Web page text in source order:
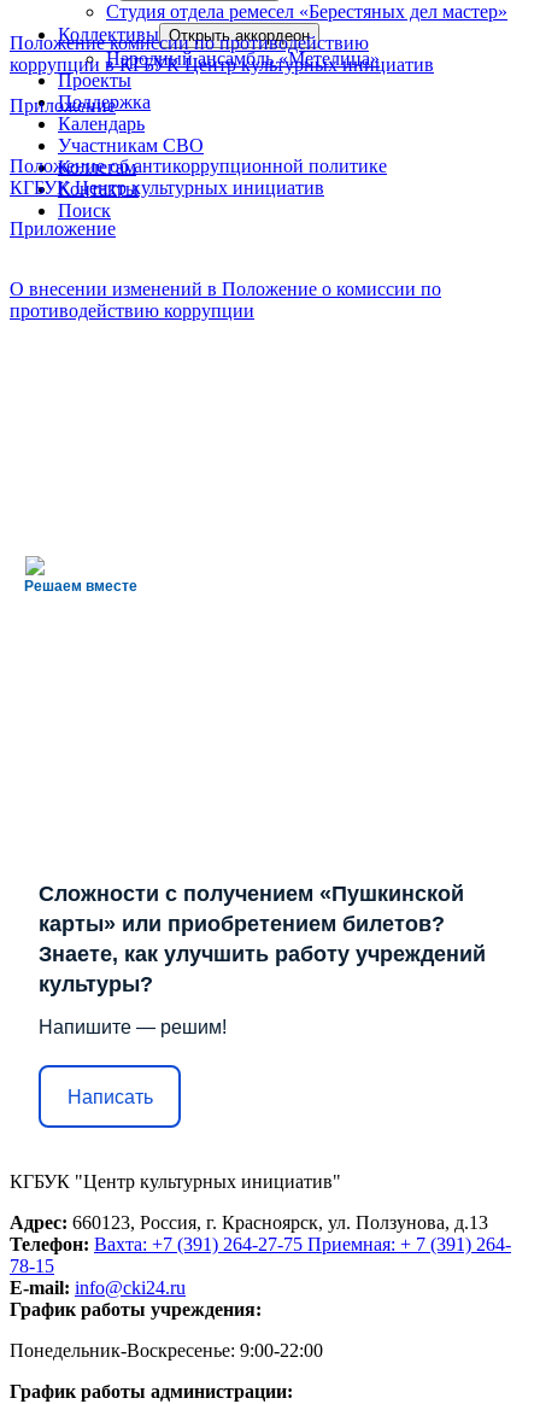
Студия отдела ремесел «Берестяных дел мастер»
Коллективы Открыть аккордеон
Народный ансамбль «Метелица»
Проекты
Поддержка
Календарь
Участникам СВО
Коллегам
Контакты
Поиск
Положение комиссии по противодействию
коррупции в КГБУК Центр культурных инициатив
Приложение
Положение об антикоррупционной политике
КГБУК Центр культурных инициатив
Приложение
О внесении изменений в Положение о комиссии по
противодействию коррупции
Решаем вместе
Сложности с получением «Пушкинской
карты» или приобретением билетов?
Знаете, как улучшить работу учреждений
культуры?
Напишите — решим!
Написать
КГБУК "Центр культурных инициатив"
Адрес: 660123, Россия, г. Красноярск, ул. Ползунова, д.13
Телефон: Вахта: +7 (391) 264-27-75 Приемная: + 7 (391) 264-
78-15
E-mail: info@cki24.ru
График работы учреждения:
Понедельник-Воскресенье: 9:00-22:00
График работы администрации: